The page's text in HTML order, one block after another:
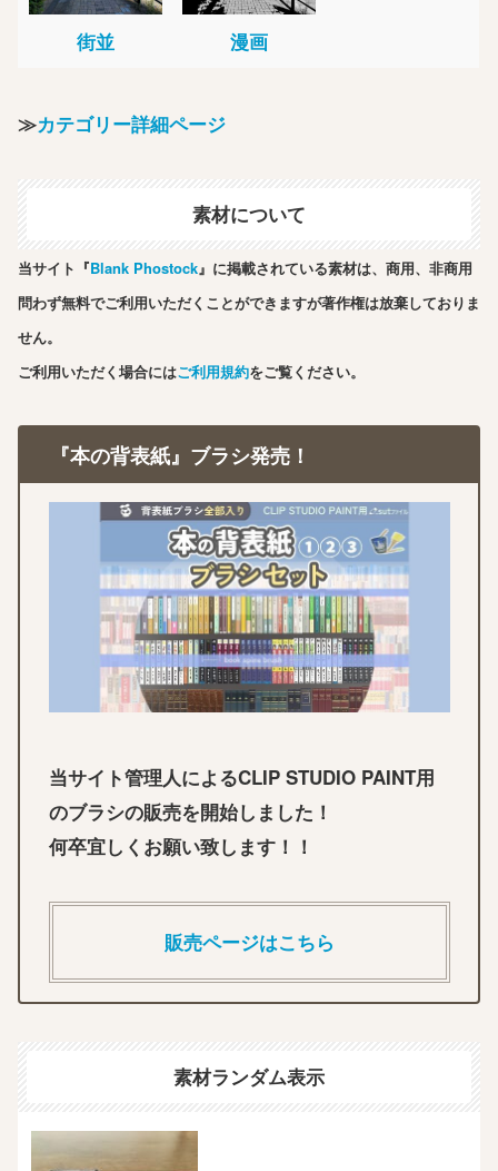
街並 漫画
≫カテゴリー詳細ページ
素材について
当サイト『Blank Phostock』に掲載されている素材は、商用、非商用
問わず無料でご利用いただくことができますが著作権は放棄しておりま
せん。
ご利用いただく場合にはご利用規約をご覧ください。
『本の背表紙』ブラシ発売！
当サイト管理人によるCLIP STUDIO PAINT用
のブラシの販売を開始しました！
何卒宜しくお願い致します！！
販売ページはこちら
素材ランダム表示